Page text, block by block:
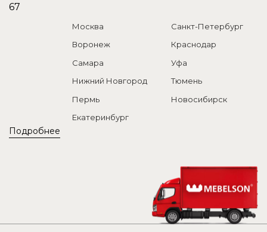
67
Подробнее
Москва
Санкт-Петербург
Воронеж
Краснодар
Самара
Уфа
Нижний Новгород
Тюмень
Пермь
Новосибирск
Екатеринбург